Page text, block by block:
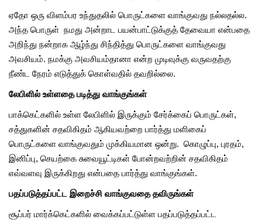
ஏதோ ஒரு விளம்பர உந்துதலில் பொருட்களை வாங்குவது நல்லதல்ல.
அந்த பொருள் நமது அன்றாட பயன்பாட்டுக்குத் தேவையா என்பதை
அறிந்து நன்றாக ஆழ்ந்து சிந்தித்து பொருட்களை வாங்குவது
அவசியம். நமக்கு அவசியம்தானா என்ற முடிவுக்கு வருவதற்கு
நீண்ட நேரம் எடுத்துக் கொள்வதில் தவறில்லை.
லேபிளில் உள்ளதை படித்து வாங்குங்கள்
பாக்கெட்களில் உள்ள லேபிளில் இருக்கும் சேர்க்கைப் பொருட்கள்,
சத்துகளின் சதவிகிதம் ஆகியவற்றை பார்த்து மளிகைப்
பொருட்களை வாங்குவதும் முக்கியமான ஒன்று. கொழுப்பு, புரதம்,
இனிப்பு, செயற்கை சுவையூட்டிகள் போன்றவற்றின் சதவிகிதம்
எவ்வளவு இருக்கிறது என்பதை பார்த்து வாங்குங்கள்.
பதப்படுத்தப்பட்ட இறைச்சி வாங்குவதை தவிருங்கள்
சூப்பர் மார்க்கெட்களில் வைக்கப்பட்டுள்ள பதப்படுத்தப்பட்ட